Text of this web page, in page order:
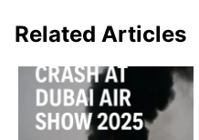
Related Articles